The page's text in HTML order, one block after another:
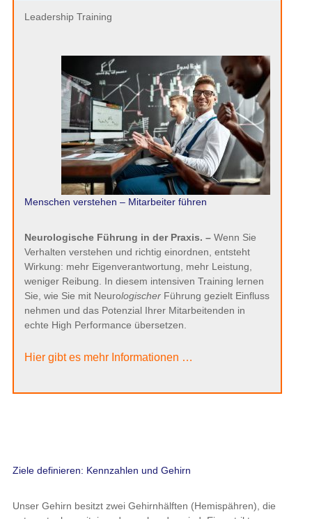
Leadership Training
Menschen verstehen – Mitarbeiter führen
Neurologische Führung in der Praxis. – Wenn Sie
Verhalten verstehen und richtig einordnen, entsteht
Wirkung: mehr Eigenverantwortung, mehr Leistung,
weniger Reibung. In diesem intensiven Training lernen
Sie, wie Sie mit NeurologischerFührung gezielt Einfluss
nehmen und das Potenzial Ihrer Mitarbeitenden in
echte High Performance übersetzen.
Hier gibt es mehr Informationen …
Ziele definieren: Kennzahlen und Gehirn
Unser Gehirn besitzt zwei Gehirnhälften (Hemispähren), die